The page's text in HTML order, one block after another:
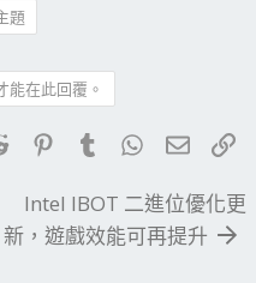
題
能在此回覆。
Reddit PinterestTumblrWhatsApp
電子
Intel IBOT 二進位優化更
新，遊戲效能可再提升